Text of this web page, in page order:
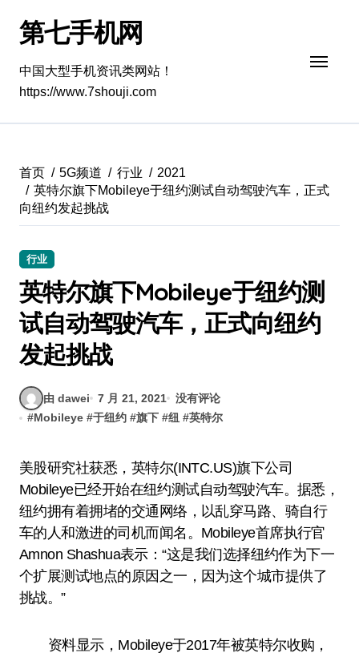
第七手机网
中国大型手机资讯类网站！
https://www.7shouji.com
首页 5G频道 行业
2021
英特尔旗下Mobileye于纽约测试自动驾驶汽车，正式
向纽约发起挑战
行业
英特尔旗下Mobileye于纽约测
试自动驾驶汽车，正式向纽约
发起挑战
由 dawei 7 月 21, 2021
没有评论
#Mobileye #于纽约 #旗下 #纽 #英特尔
美股研究社获悉，英特尔(INTC.US)旗下公司
Mobileye已经开始在纽约测试自动驾驶汽车。据悉，
纽约拥有着拥堵的交通网络，以乱穿马路、骑自行
车的人和激进的司机而闻名。Mobileye首席执行官
Amnon Shashua表示：“这是我们选择纽约作为下一
个扩展测试地点的原因之一，因为这个城市提供了
挑战。”
资料显示，Mobileye于2017年被英特尔收购，